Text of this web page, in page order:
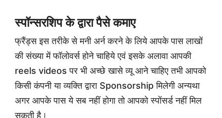
स्पॉन्सरशिप के द्वारा पैसे कमाए
फ्रैंड्स इस तरीके से मनी अर्न करने के लिये आपके पास लाखों
की संख्या में फॉलोवर्स होने चाहिये एवं इसके अलावा आपकी
reels videos पर भी अच्छे खासे व्यू आने चाहिए तभी आपको
किसी कंपनी या व्यक्ति द्वारा Sponsorship मिलेगी अन्यथा
अगर आपके पास ये सब नहीं होगा तो आपको स्पोंसर्ड नहीं मिल
सकती है।